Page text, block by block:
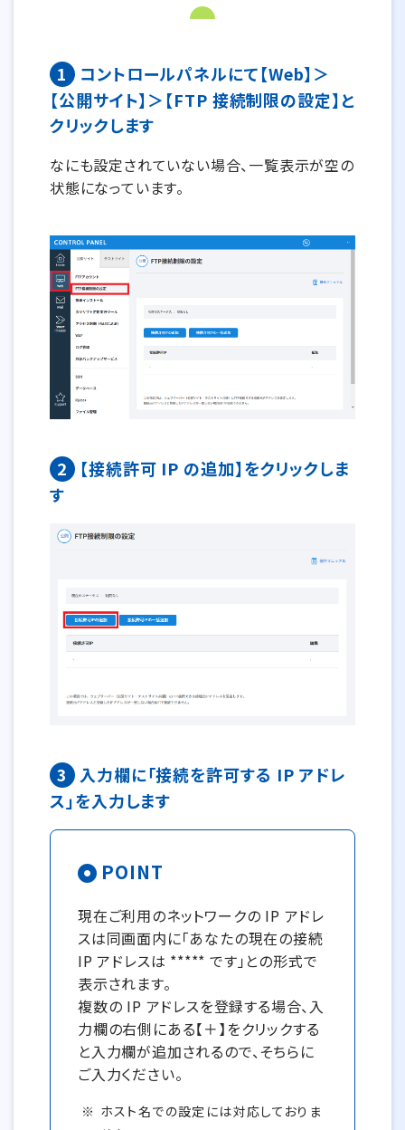
1
コントロールパネルにて【Web】＞
【公開サイト】＞【FTP 接続制限の設定】と
クリックします
なにも設定されていない場合、一覧表示が空の
状態になっています。
2
【接続許可 IP の追加】をクリックしま
す
3
入力欄に「接続を許可する IP アドレ
ス」を入力します
POINT
現在ご利用のネットワークの IP アドレ
スは同画面内に「あなたの現在の接続
IP アドレスは ***** です」との形式で
表示されます。
複数の IP アドレスを登録する場合、入
力欄の右側にある【＋】をクリックする
と入力欄が追加されるので、そちらに
ご入力ください。
ホスト名での設定には対応しておりま